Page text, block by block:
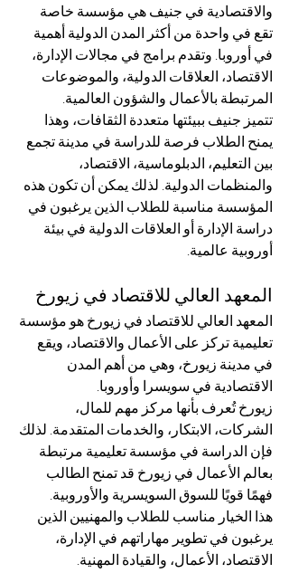
والاقتصادية في جنيف هي مؤسسة خاصة
تقع في واحدة من أكثر المدن الدولية أهمية
في أوروبا. وتقدم برامج في مجالات الإدارة،
الاقتصاد، العلاقات الدولية، والموضوعات
المرتبطة بالأعمال والشؤون العالمية.
تتميز جنيف ببيئتها متعددة الثقافات، وهذا
يمنح الطلاب فرصة للدراسة في مدينة تجمع
بين التعليم، الدبلوماسية، الاقتصاد،
والمنظمات الدولية. لذلك يمكن أن تكون هذه
المؤسسة مناسبة للطلاب الذين يرغبون في
دراسة الإدارة أو العلاقات الدولية في بيئة
أوروبية عالمية.
المعهد العالي للاقتصاد في زيورخ
المعهد العالي للاقتصاد في زيورخ هو مؤسسة
تعليمية تركز على الأعمال والاقتصاد، ويقع
في مدينة زيورخ، وهي من أهم المدن
الاقتصادية في سويسرا وأوروبا.
زيورخ تُعرف بأنها مركز مهم للمال،
الشركات، الابتكار، والخدمات المتقدمة. لذلك
فإن الدراسة في مؤسسة تعليمية مرتبطة
بعالم الأعمال في زيورخ قد تمنح الطالب
فهمًا قويًا للسوق السويسرية والأوروبية.
هذا الخيار مناسب للطلاب والمهنيين الذين
يرغبون في تطوير مهاراتهم في الإدارة،
الاقتصاد، الأعمال، والقيادة المهنية.